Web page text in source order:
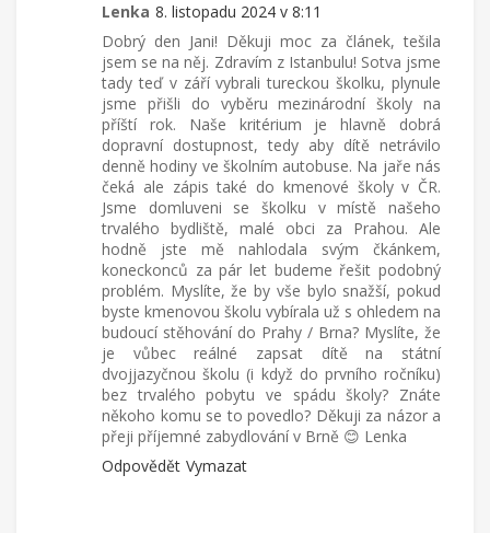
Lenka 8. listopadu 2024 v 8:11
Dobrý den Jani! Děkuji moc za článek, tešila
jsem se na něj. Zdravím z Istanbulu! Sotva jsme
tady teď v září vybrali tureckou školku, plynule
jsme přišli do vyběru mezinárodní školy na
příští rok. Naše kritérium je hlavně dobrá
dopravní dostupnost, tedy aby dítě netrávilo
denně hodiny ve školním autobuse. Na jaře nás
čeká ale zápis také do kmenové školy v ČR.
Jsme domluveni se školku v místě našeho
trvalého bydliště, malé obci za Prahou. Ale
hodně jste mě nahlodala svým čkánkem,
koneckonců za pár let budeme řešit podobný
problém. Myslíte, že by vše bylo snažší, pokud
byste kmenovou školu vybírala už s ohledem na
budoucí stěhování do Prahy / Brna? Myslíte, že
je vůbec reálné zapsat dítě na státní
dvojjazyčnou školu (i když do prvního ročníku)
bez trvalého pobytu ve spádu školy? Znáte
někoho komu se to povedlo? Děkuji za názor a
přeji příjemné zabydlování v Brně 😊 Lenka
Odpovědět Vymazat